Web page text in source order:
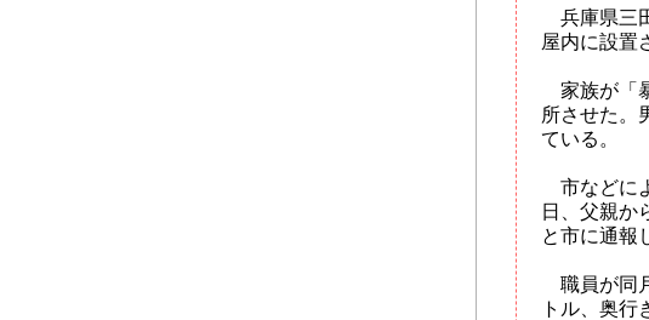
兵庫県三
屋内に設置
家族が「
所させた。
ている。
市などに
日、父親か
と市に通報
職員が同
トル、奥